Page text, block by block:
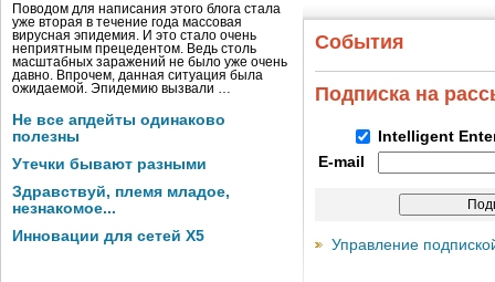
Поводом для написания этого блога стала
уже вторая в течение года массовая
вирусная эпидемия. И это стало очень
неприятным прецедентом. Ведь столь
масштабных заражений не было уже очень
давно. Впрочем, данная ситуация была
ожидаемой. Эпидемию вызвали …
Не все апдейты одинаково
полезны
Утечки бывают разными
Здравствуй, племя младое,
незнакомое...
Инновации для сетей X5
События
Подписка на
Intelligent
E-mail
Управление